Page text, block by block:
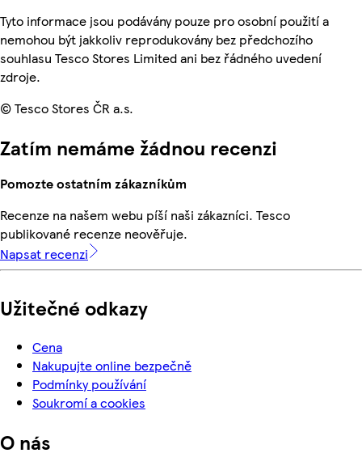
Tyto informace jsou podávány pouze pro osobní použití a
nemohou být jakkoliv reprodukovány bez předchozího
souhlasu Tesco Stores Limited ani bez řádného uvedení
zdroje.
© Tesco Stores ČR a.s.
Zatím nemáme žádnou recenzi
Pomozte ostatním zákazníkům
Recenze na našem webu píší naši zákazníci. Tesco
publikované recenze neověřuje.
Napsat recenzi
Užitečné odkazy
Cena
Nakupujte online bezpečně
Podmínky používání
Soukromí a cookies
O nás